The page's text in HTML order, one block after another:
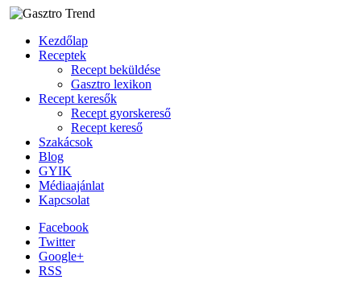
Kezdőlap
Receptek
Recept beküldése
Gasztro lexikon
Recept keresők
Recept gyorskereső
Recept kereső
Szakácsok
Blog
GYIK
Médiaajánlat
Kapcsolat
Facebook
Twitter
Google+
RSS